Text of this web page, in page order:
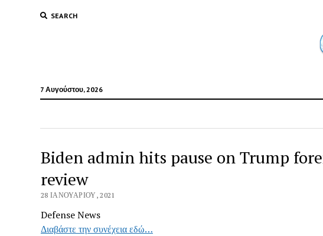
SEARCH
7 Αυγούστου, 2026
Biden admin hits pause on Trump
review
28 ΙΑΝΟΥΑΡΊΟΥ, 2021
Defense News
Διαβάστε την συνέχεια εδώ…